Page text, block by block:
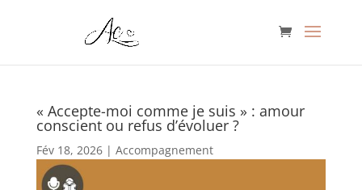
« Accepte-moi comme je suis » : amour
conscient ou refus d’évoluer ?
Fév 18, 2026| Accompagnement